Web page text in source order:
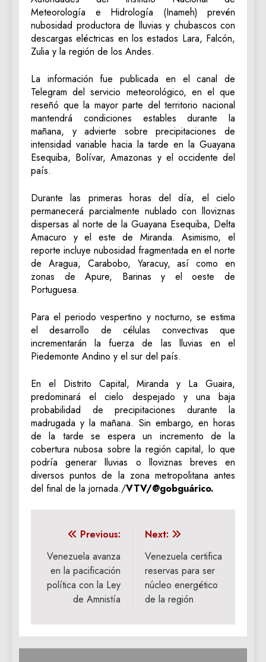
Meteorología e Hidrología (Inameh) prevén
nubosidad productora de lluvias y chubascos con
descargas eléctricas en los estados Lara, Falcón,
Zulia y la región de los Andes.
La información fue publicada en el canal de
Telegram del servicio meteorológico, en el que
reseñó que la mayor parte del territorio nacional
mantendrá condiciones estables durante la
mañana, y advierte sobre precipitaciones de
intensidad variable hacia la tarde en la Guayana
Esequiba, Bolívar, Amazonas y el occidente del
país.
Durante las primeras horas del día, el cielo
permanecerá parcialmente nublado con lloviznas
dispersas al norte de la Guayana Esequiba, Delta
Amacuro y el este de Miranda. Asimismo, el
reporte incluye nubosidad fragmentada en el norte
de Aragua, Carabobo, Yaracuy, así como en
zonas de Apure, Barinas y el oeste de
Portuguesa.
Para el periodo vespertino y nocturno, se estima
el desarrollo de células convectivas que
incrementarán la fuerza de las lluvias en el
Piedemonte Andino y el sur del país.
En el Distrito Capital, Miranda y La Guaira,
predominará el cielo despejado y una baja
probabilidad de precipitaciones durante la
madrugada y la mañana. Sin embargo, en horas
de la tarde se espera un incremento de la
cobertura nubosa sobre la región capital, lo que
podría generar lluvias o lloviznas breves en
diversos puntos de la zona metropolitana antes
del final de la jornada./VTV/@gobguárico.
Navegación
de
entradas
Previous:
Venezuela avanza
en la pacificación
política con la Ley
de Amnistía
Next:
Venezuela certifica
reservas para ser
núcleo energético
de la región